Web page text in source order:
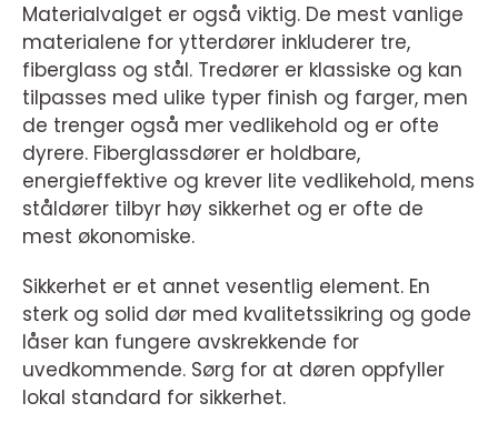
Materialvalget er også viktig. De mest vanlige
materialene for ytterdører inkluderer tre,
fiberglass og stål. Tredører er klassiske og kan
tilpasses med ulike typer finish og farger, men
de trenger også mer vedlikehold og er ofte
dyrere. Fiberglassdører er holdbare,
energieffektive og krever lite vedlikehold, mens
ståldører tilbyr høy sikkerhet og er ofte de
mest økonomiske.
Sikkerhet er et annet vesentlig element. En
sterk og solid dør med kvalitetssikring og gode
låser kan fungere avskrekkende for
uvedkommende. Sørg for at døren oppfyller
lokal standard for sikkerhet.